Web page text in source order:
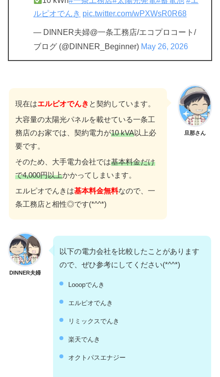
ルピオでんき pic.twitter.com/wPXWsR0R68
— DINNER夫婦@一条工務店/エコプロコート/
ブログ (@DINNER_Beginner) May 26, 2026
旦那さん
現在はエルピオでんき と契約しています。
大容量の太陽光パネルを載せている一条工
務店のお家では、契約電力が10 kVA以上必
要です。
そのため、大手電力会社では基本料金だけ
で4,000円以上かかってしまいます。
エルピオでんきは基本料金無料なので、一
条工務店と相性◎です(*^^*)
DINNER夫婦
以下の電力会社を比較したことがあります
ので、ぜひ参考にしてください(*^^*)
Looopでんき
エルピオでんき
リミックスでんき
楽天でんき
オクトパスエナジー